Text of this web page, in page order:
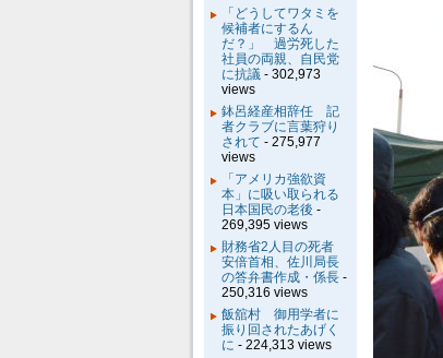
「どうしてワタミを
候補者にするん
だ？」 過労死した
社員の両親、自民党
に抗議 - 302,973
views
鉢呂経産相辞任 記
者クラブに言葉狩り
されて - 275,977
views
「アメリカ強欲資
本」に吸い取られる
日本国民の老後 -
269,395 views
財務省2人目の死者
安倍首相、佐川局長
の答弁書作成・係長 -
250,316 views
飯舘村 御用学者に
振り回されたあげく
に - 224,313 views